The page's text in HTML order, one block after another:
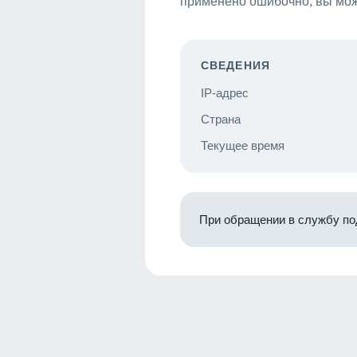
СВЕДЕНИЯ
IP-адрес
Страна
Текущее время
При обращении в службу